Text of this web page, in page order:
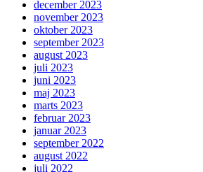
december 2023
november 2023
oktober 2023
september 2023
august 2023
juli 2023
juni 2023
maj 2023
marts 2023
februar 2023
januar 2023
september 2022
august 2022
juli 2022